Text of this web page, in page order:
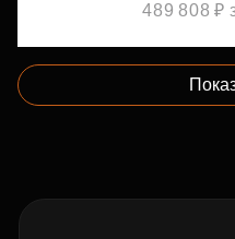
489 808 ₽